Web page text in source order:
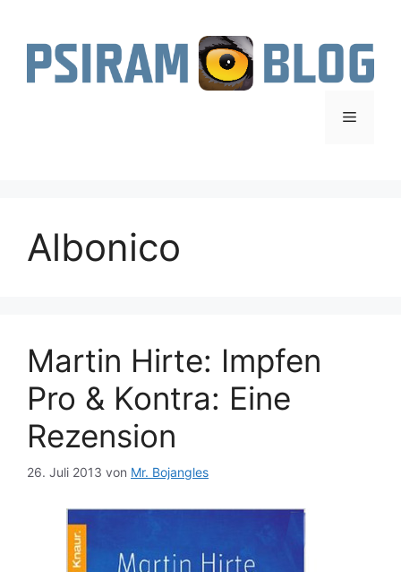
springen
Menü
Albonico
Martin Hirte: Impfen
Pro & Kontra: Eine
Rezension
26. Juli 2013 von Mr. Bojangles